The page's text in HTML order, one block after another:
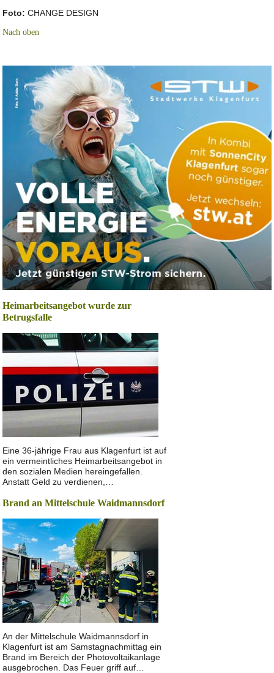
Foto: CHANGE DESIGN
Nach oben
Heimarbeitsangebot wurde zur
Betrugsfalle
Eine 36-jährige Frau aus Klagenfurt ist auf
ein vermeintliches Heimarbeitsangebot in
den sozialen Medien hereingefallen.
Anstatt Geld zu verdienen,…
Brand an Mittelschule Waidmannsdorf
An der Mittelschule Waidmannsdorf in
Klagenfurt ist am Samstagnachmittag ein
Brand im Bereich der Photovoltaikanlage
ausgebrochen. Das Feuer griff auf…